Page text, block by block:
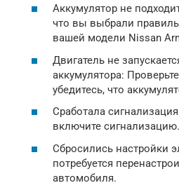
Аккумулятор не
что вы выбрали
вашей модели Nissan
Двигатель не
аккумулятора:
убедитесь, что
Сработала
включите сигнализацию.
Сбросились настройки
потребуется
автомобиля.